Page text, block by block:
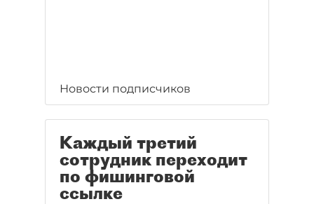
Новости подписчиков
Каждый третий
сотрудник переходит
по фишинговой
ссылке